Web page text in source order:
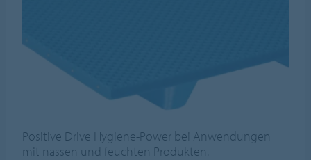
Positive Drive Hygiene-Power bei Anwendungen
mit nassen und feuchten Produkten.